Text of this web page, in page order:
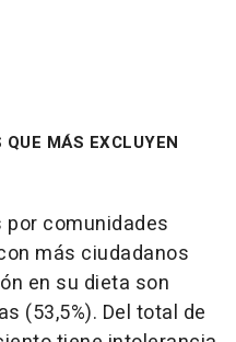
MÁS EXCLUYEN
comunidades
más ciudadanos
en su dieta son
(53,5%). Del total de